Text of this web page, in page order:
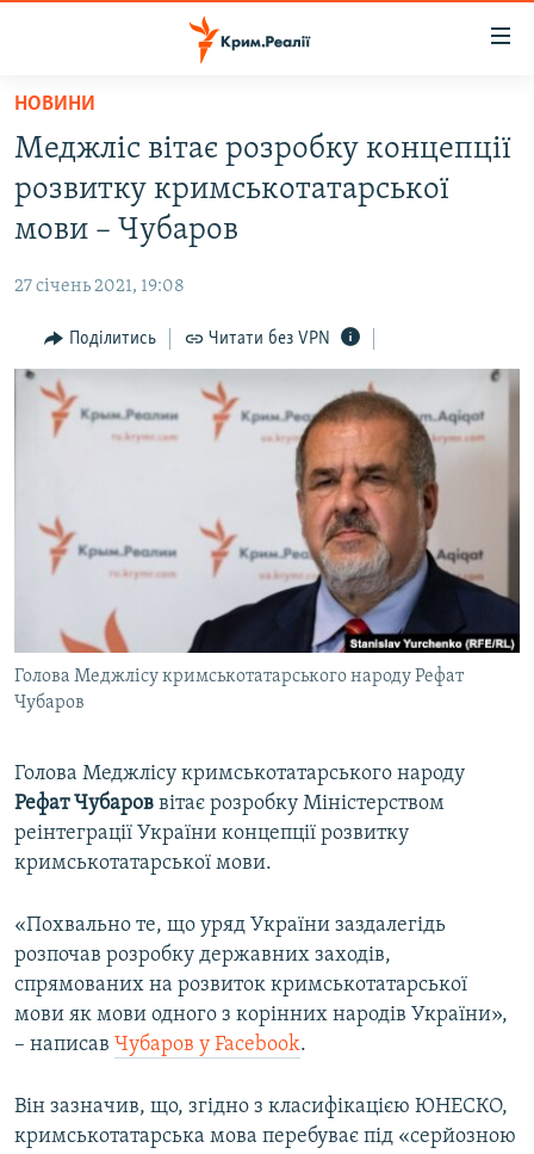
Перейти
основного
матеріалу
Перейти
до
основної
Перейти
до
пошуку
ВОДА.КРИМ
ВІДЕО ТА ФОТО
БЛОГИ
ПОГЛЯД
ІНТЕРВ'Ю
ВСЕ ЗА ДЕНЬ
ДЕПОРТАЦІЯ
ВІДЕОУРОКИ «ELIFBE»
УКРАЇНСЬКА ПРОБЛЕМА КРИМУ
ІНФОГРАФІКА
ЯК ОБІЙТИ БЛОКУВАННЯ
Русский
Qırımtatar
ДОЛУЧАЙСЯ!
Усі сайти RFE/RL
НОВИНИ
Меджліс вітає розробку концепції
розвитку кримськотатарської
мови – Чубаров
27 січень 2021, 19:08
Поділитись Читати без VPN
Голова Меджлісу кримськотатарського народу Рефат
Чубаров
Голова Меджлісу кримськотатарського народу
Рефат Чубаров вітає розробку Міністерством
реінтеграції України концепції розвитку
кримськотатарської мови.
«Похвально те, що уряд України заздалегідь
розпочав розробку державних заходів,
спрямованих на розвиток кримськотатарської
мови як мови одного з корінних народів України»,
– написав Чубаров у Facebook.
Він зазначив, що, згідно з класифікацією ЮНЕСКО,
кримськотатарська мова перебуває під «серйозною